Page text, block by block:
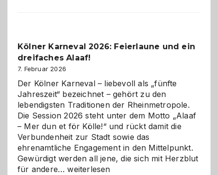
geworden
Kölner Karneval 2026: Feierlaune und ein
dreifaches Alaaf!
7. Februar 2026
Der Kölner Karneval – liebevoll als „fünfte
Jahreszeit“ bezeichnet – gehört zu den
lebendigsten Traditionen der Rheinmetropole.
Die Session 2026 steht unter dem Motto „Alaaf
– Mer dun et för Kölle!“ und rückt damit die
Verbundenheit zur Stadt sowie das
ehrenamtliche Engagement in den Mittelpunkt.
Gewürdigt werden all jene, die sich mit Herzblut
für andere…Kölner
weiterlesen